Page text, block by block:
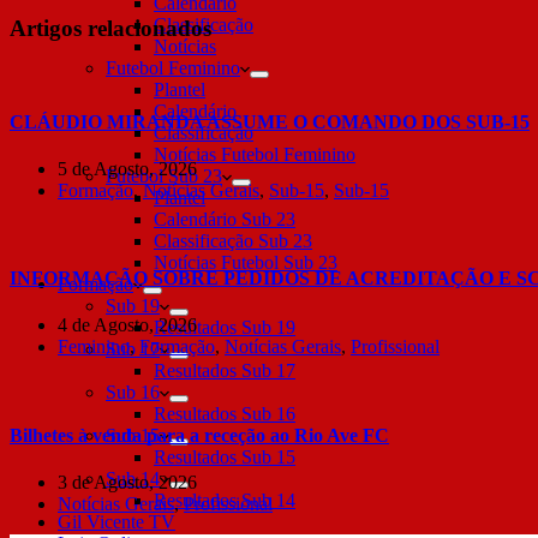
Classificação
Notícias
Futebol Feminino
Plantel
Calendário
Classificação
Notícias Futebol Feminino
Futebol Sub 23
Plantel
Calendário Sub 23
Classificação Sub 23
Notícias Futebol Sub 23
Formação
Sub 19
Resultados Sub 19
Sub 17
Resultados Sub 17
Sub 16
Resultados Sub 16
Sub 15
Resultados Sub 15
Sub 14
Resultados Sub 14
Gil Vicente TV
Artigos relacionados
CLÁUDIO MIRANDA ASSUME O COMANDO DOS SUB-15
5 de Agosto, 2026
Formação,Notícias Gerais, Sub-15, Sub-15
INFORMAÇÃO SOBRE PEDIDOS DE ACREDITAÇÃO E
4 de Agosto, 2026
Feminino,Formação, Notícias Gerais, Profissional
Bilhetes à venda para a receção ao Rio Ave FC
3 de Agosto, 2026
Notícias Gerais,Profissional